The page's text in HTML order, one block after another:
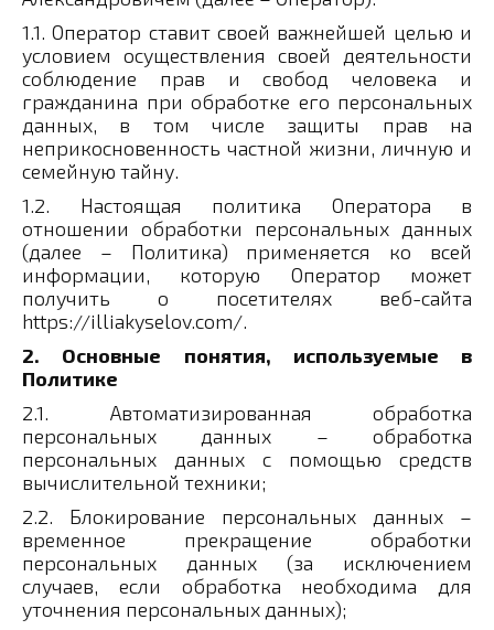
1.1. Оператор ставит своей важнейшей целью и
условием осуществления своей деятельности
соблюдение прав и свобод человека и
гражданина при обработке его персональных
данных, в том числе защиты прав на
неприкосновенность частной жизни, личную и
семейную тайну.
1.2. Настоящая политика Оператора в
отношении обработки персональных данных
(далее – Политика) применяется ко всей
информации, которую Оператор может
получить о посетителях веб-сайта
https://illiakyselov.com/.
2. Основные понятия, используемые в
Политике
2.1. Автоматизированная обработка
персональных данных – обработка
персональных данных с помощью средств
вычислительной техники;
2.2. Блокирование персональных данных –
временное прекращение обработки
персональных данных (за исключением
случаев, если обработка необходима для
уточнения персональных данных);